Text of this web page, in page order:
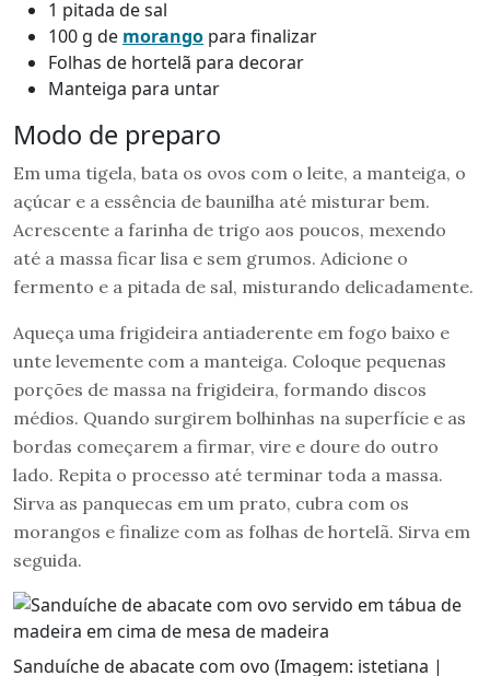
1 pitada de sal
100 g de morango para finalizar
Folhas de hortelã para decorar
Manteiga para untar
Modo de preparo
Em uma tigela, bata os ovos com o leite, a manteiga, o
açúcar e a essência de baunilha até misturar bem.
Acrescente a farinha de trigo aos poucos, mexendo
até a massa ficar lisa e sem grumos. Adicione o
fermento e a pitada de sal, misturando delicadamente.
Aqueça uma frigideira antiaderente em fogo baixo e
unte levemente com a manteiga. Coloque pequenas
porções de massa na frigideira, formando discos
médios. Quando surgirem bolhinhas na superfície e as
bordas começarem a firmar, vire e doure do outro
lado. Repita o processo até terminar toda a massa.
Sirva as panquecas em um prato, cubra com os
morangos e finalize com as folhas de hortelã. Sirva em
seguida.
Sanduíche de abacate com ovo (Imagem: istetiana |